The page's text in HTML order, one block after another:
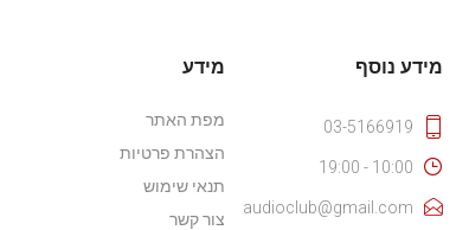
מידע נוסף
03-5166919
10:00 - 19:00
audioclub@gmail.com
מידע
מפת האתר
הצהרת פרטיות
תנאי שימוש
צור קשר